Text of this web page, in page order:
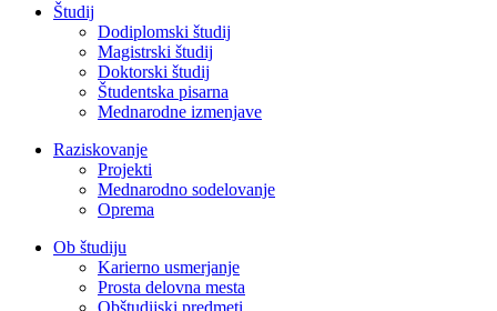
Študij
Dodiplomski študij
Magistrski študij
Doktorski študij
Študentska pisarna
Mednarodne izmenjave
Raziskovanje
Projekti
Mednarodno sodelovanje
Oprema
Ob študiju
Karierno usmerjanje
Prosta delovna mesta
Obštudijski predmeti